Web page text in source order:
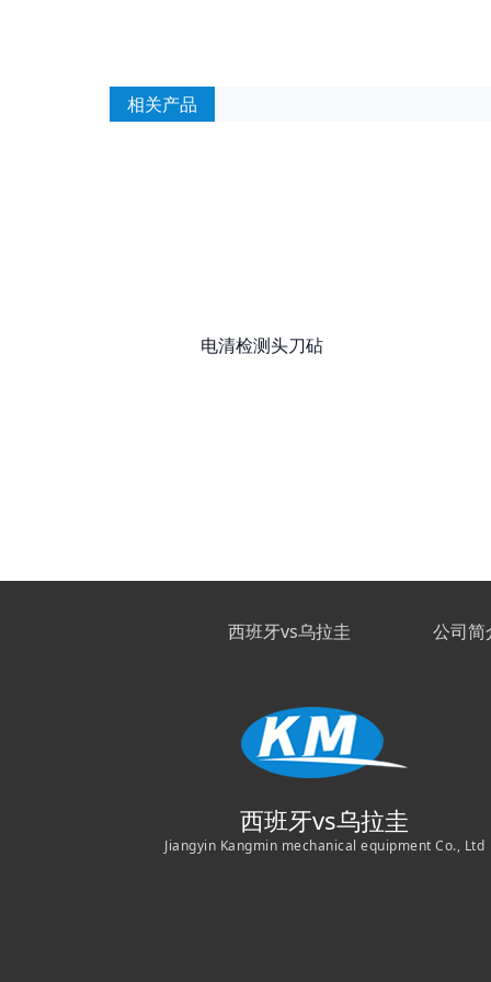
相关产品
电清检测头刀砧
西班牙vs乌拉圭 公司简
西班牙vs乌拉圭
Jiangyin Kangmin mechanical equipment Co., Ltd